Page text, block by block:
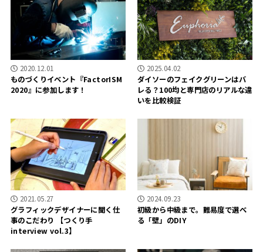
2020.12.01
ものづくりイベント『FactorISM
2020』に参加します！
2025.04.02
ダイソーのフェイクグリーンはバ
レる？100均と専門店のリアルな違
いを比較検証
2021.05.27
グラフィックデザイナーに聞く仕
事のこだわり 【つくり手
interview vol.3】
2024.09.23
初級から中級まで。難易度で選べ
る「壁」のDIY